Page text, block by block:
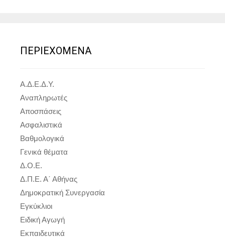
ΠΕΡΙΕΧΟΜΕΝΑ
Α.Δ.Ε.Δ.Υ.
Αναπληρωτές
Αποσπάσεις
Ασφαλιστικά
Βαθμολογικά
Γενικά θέματα
Δ.Ο.Ε.
Δ.Π.Ε. Α΄ Αθήνας
Δημοκρατική Συνεργασία
Εγκύκλιοι
Ειδική Αγωγή
Εκπαιδευτικά